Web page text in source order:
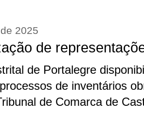
2025
de
de Portalegre
de inventários
de Comarca de